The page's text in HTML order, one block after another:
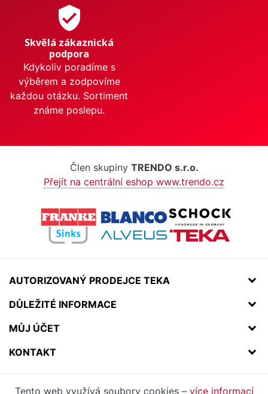
verified_user
Skvělá zákaznická
podpora
Kdykoliv poradíme s
výběrem a zodpovíme
každou otázku. Sortiment
známe poslepu.
Člen skupiny TRENDO s.r.o.
Přejít na centrální eshop www.trendo.cz
AUTORIZOVANÝ PRODEJCE TEKA
DŮLEŽITÉ INFORMACE
MŮJ ÚČET
KONTAKT
Tento web využívá soubory cookies – více informací